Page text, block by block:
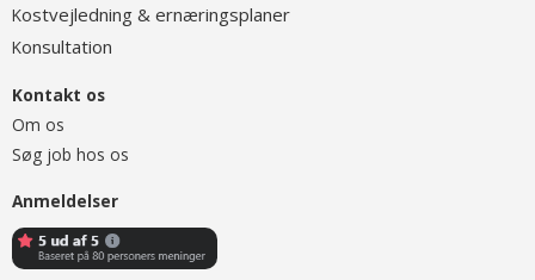
Kostvejledning & ernæringsplaner
Konsultation
Kontakt os
Om os
Søg job hos os
Anmeldelser